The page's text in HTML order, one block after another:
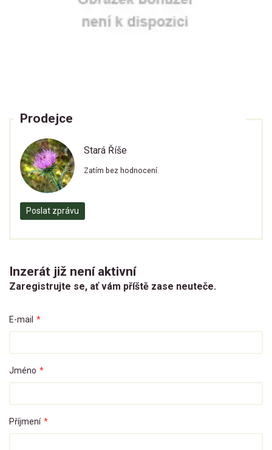
Prodejce
Stará Říše
Zatím bez hodnocení.
Poslat zprávu
Inzerát již není aktivní
Zaregistrujte se, ať vám příště zase neuteče.
E-mail *
Jméno *
Příjmení *